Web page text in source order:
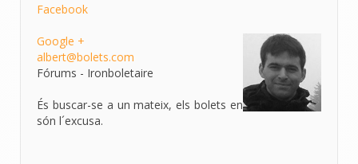
Facebook
Google +
albert@bolets.com
Fórums - Ironboletaire
És buscar-se a un mateix, els bolets en
són l´excusa.